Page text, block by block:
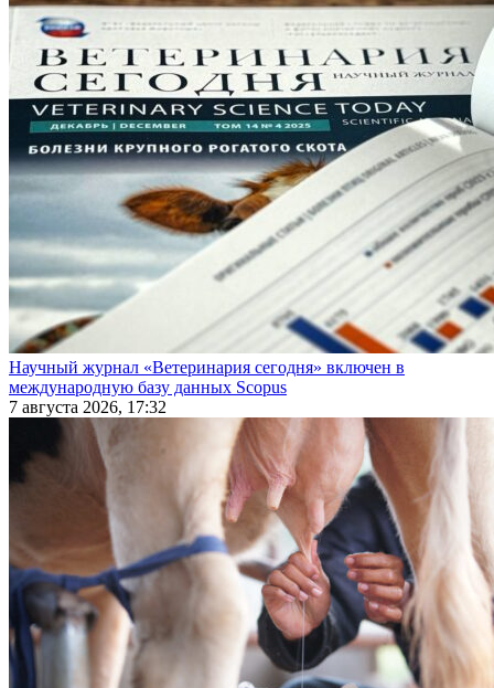
Научный журнал «Ветеринария сегодня» включен в
международную базу данных Scopus
7 августа 2026, 17:32